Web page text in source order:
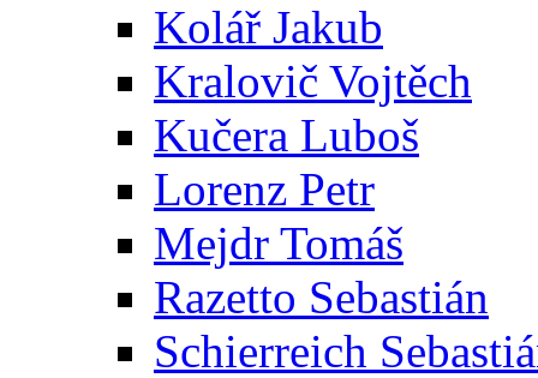
Kolář Jakub
Kralovič Vojtěch
Kučera Luboš
Lorenz Petr
Mejdr Tomáš
Razetto Sebastián
Schierreich